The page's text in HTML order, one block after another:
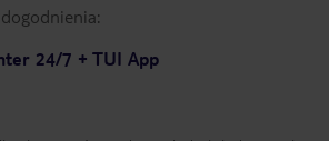
24/7 + TUI App